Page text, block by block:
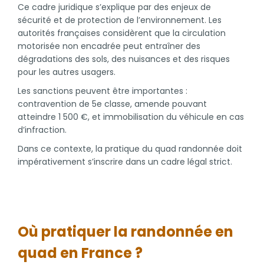
Ce cadre juridique s’explique par des enjeux de
sécurité et de protection de l’environnement. Les
autorités françaises considèrent que la circulation
motorisée non encadrée peut entraîner des
dégradations des sols, des nuisances et des risques
pour les autres usagers.
Les sanctions peuvent être importantes :
contravention de 5e classe, amende pouvant
atteindre 1 500 €, et immobilisation du véhicule en cas
d’infraction.
Dans ce contexte, la pratique du quad randonnée doit
impérativement s’inscrire dans un cadre légal strict.
Où pratiquer la randonnée en
quad en France ?